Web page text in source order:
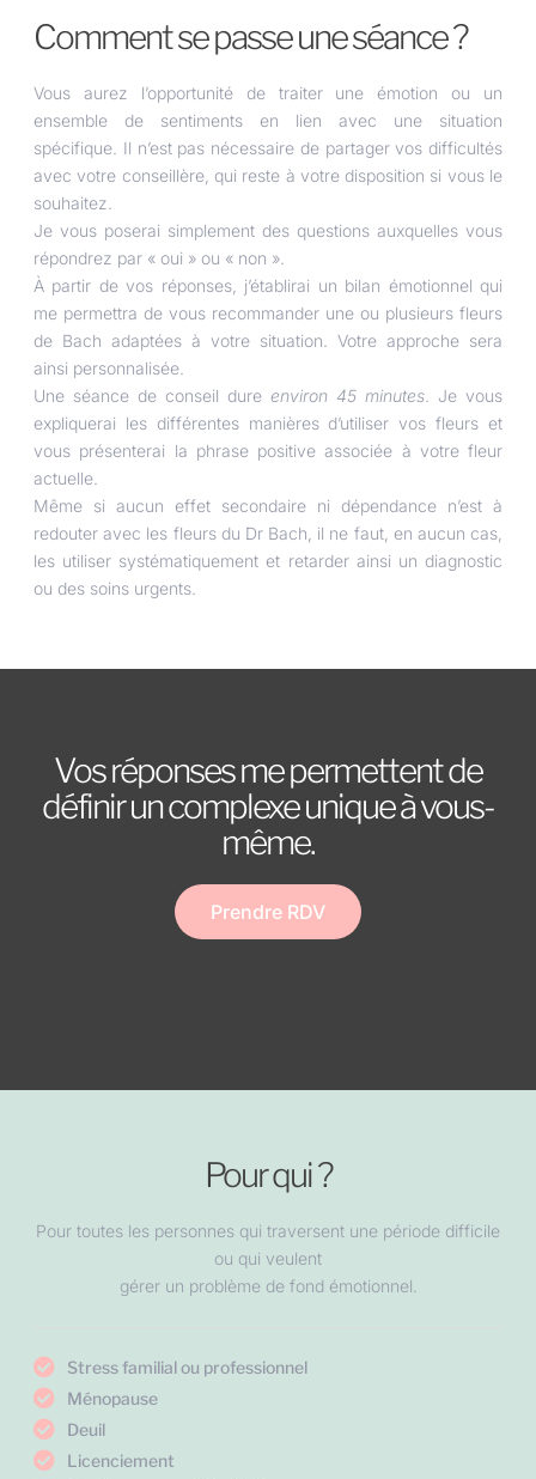
Comment se passe une séance ?
Vous aurez l’opportunité de traiter une émotion ou un
ensemble de sentiments en lien avec une situation
spécifique. Il n’est pas nécessaire de partager vos difficultés
avec votre conseillère, qui reste à votre disposition si vous le
souhaitez.
Je vous poserai simplement des questions auxquelles vous
répondrez par « oui » ou « non ».
À partir de vos réponses, j’établirai un bilan émotionnel qui
me permettra de vous recommander une ou plusieurs fleurs
de Bach adaptées à votre situation. Votre approche sera
ainsi personnalisée.
Une séance de conseil dure environ 45 minutes . Je vous
expliquerai les différentes manières d’utiliser vos fleurs et
vous présenterai la phrase positive associée à votre fleur
actuelle.
Même si aucun effet secondaire ni dépendance n’est à
redouter avec les fleurs du Dr Bach, il ne faut, en aucun cas,
les utiliser systématiquement et retarder ainsi un diagnostic
ou des soins urgents.
Vos réponses me permettent de
définir un complexe unique à vous-
même.
Prendre RDV
Pour qui ?
Pour toutes les personnes qui traversent une période difficile
ou qui veulent
gérer un problème de fond émotionnel.
Stress familial ou professionnel
Ménopause
Deuil
Licenciement